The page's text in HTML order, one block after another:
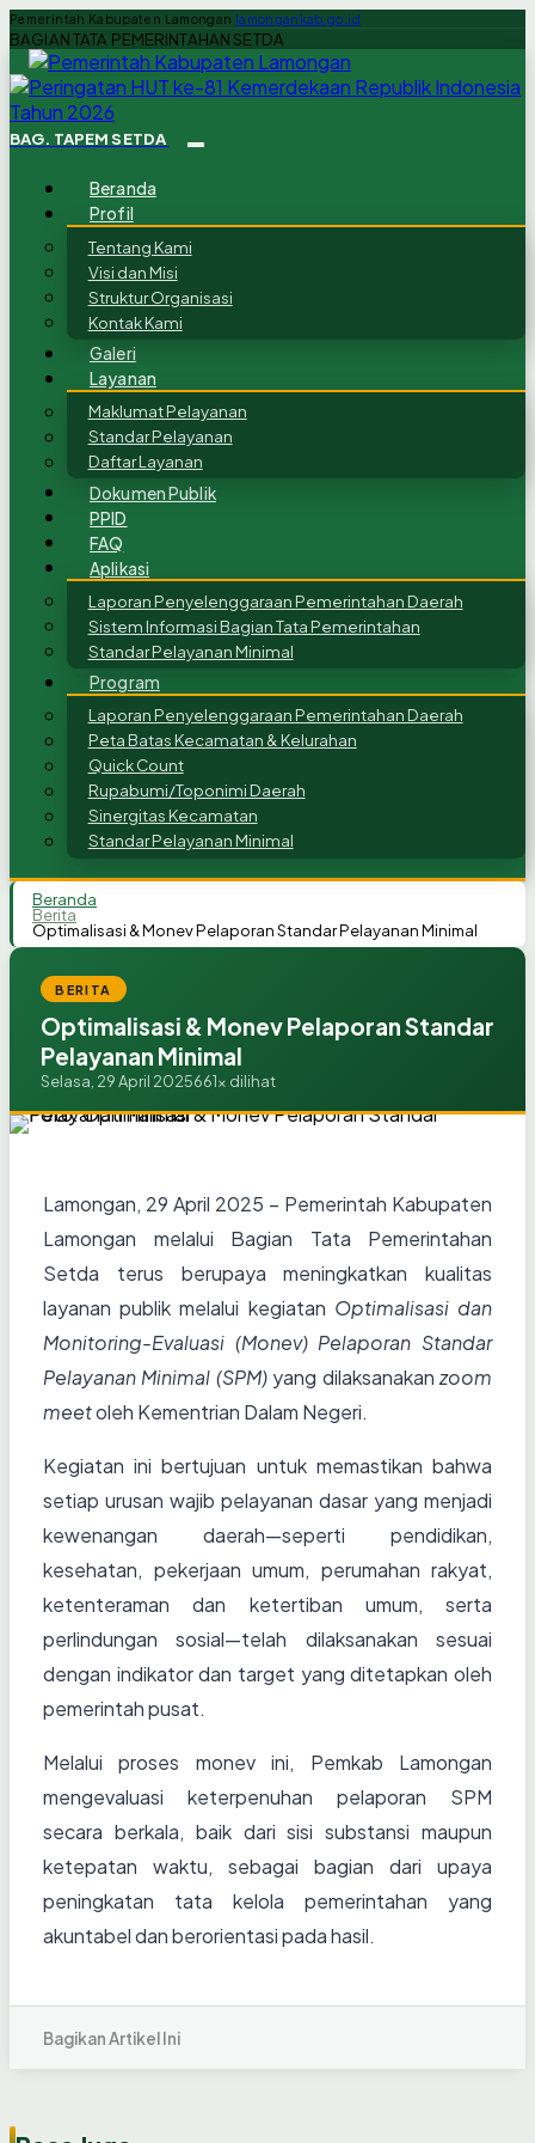
Pemerintah Kabupaten Lamongan lamongankab.go.id
BAGIAN TATA PEMERINTAHAN SETDA
BAG. TAPEM SETDA
Beranda
Profil
Tentang Kami
Visi dan Misi
Struktur Organisasi
Kontak Kami
Galeri
Layanan
Maklumat Pelayanan
Standar Pelayanan
Daftar Layanan
Dokumen Publik
PPID
FAQ
Aplikasi
Laporan Penyelenggaraan Pemerintahan Daerah
Sistem Informasi Bagian Tata Pemerintahan
Standar Pelayanan Minimal
Program
Laporan Penyelenggaraan Pemerintahan Daerah
Peta Batas Kecamatan & Kelurahan
Quick Count
Rupabumi/Toponimi Daerah
Sinergitas Kecamatan
Standar Pelayanan Minimal
Beranda
Berita
Optimalisasi & Monev Pelaporan Standar Pelayanan Minimal
BERITA
Optimalisasi & Monev Pelaporan Standar
Pelayanan Minimal
Selasa, 29 April 2025661x dilihat
Lamongan, 29 April 2025 – Pemerintah Kabupaten
Lamongan melalui Bagian Tata Pemerintahan
Setda terus berupaya meningkatkan kualitas
layanan publik melalui kegiatan Optimalisasi dan
Monitoring-Evaluasi (Monev) Pelaporan Standar
Pelayanan Minimal (SPM)yang dilaksanakanzoom
meetoleh Kementrian Dalam Negeri.
Kegiatan ini bertujuan untuk memastikan bahwa
setiap urusan wajib pelayanan dasar yang menjadi
kewenangan daerah—seperti pendidikan,
kesehatan, pekerjaan umum, perumahan rakyat,
ketenteraman dan ketertiban umum, serta
perlindungan sosial—telah dilaksanakan sesuai
dengan indikator dan target yang ditetapkan oleh
pemerintah pusat.
Melalui proses monev ini, Pemkab Lamongan
mengevaluasi keterpenuhan pelaporan SPM
secara berkala, baik dari sisi substansi maupun
ketepatan waktu, sebagai bagian dari upaya
peningkatan tata kelola pemerintahan yang
akuntabel dan berorientasi pada hasil.
Bagikan Artikel Ini